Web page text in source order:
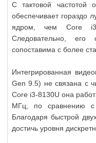
С тактовой
обеспечивает гораздо
ядром, чем Core
Следовательно,
сопоставима с более
Интегрированная
Gen 9.5) не связана с
Core i3-8130U она
МГц, по сравнению
Благодаря быстрой
достичь уровня